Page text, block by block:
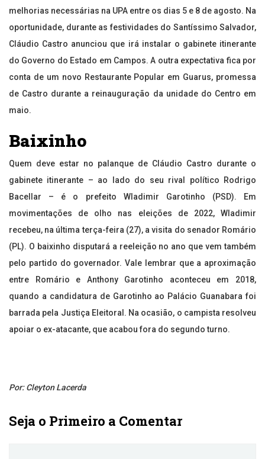
melhorias necessárias na UPA entre os dias 5 e 8 de agosto. Na
oportunidade, durante as festividades do Santíssimo Salvador,
Cláudio Castro anunciou que irá instalar o gabinete itinerante
do Governo do Estado em Campos. A outra expectativa fica por
conta de um novo Restaurante Popular em Guarus, promessa
de Castro durante a reinauguração da unidade do Centro em
maio.
Baixinho
Quem deve estar no palanque de Cláudio Castro durante o
gabinete itinerante – ao lado do seu rival político Rodrigo
Bacellar – é o prefeito Wladimir Garotinho (PSD). Em
movimentações de olho nas eleições de 2022, Wladimir
recebeu, na última terça-feira (27), a visita do senador Romário
(PL). O baixinho disputará a reeleição no ano que vem também
pelo partido do governador. Vale lembrar que a aproximação
entre Romário e Anthony Garotinho aconteceu em 2018,
quando a candidatura de Garotinho ao Palácio Guanabara foi
barrada pela Justiça Eleitoral. Na ocasião, o campista resolveu
apoiar o ex-atacante, que acabou fora do segundo turno.
Por: Cleyton Lacerda
Seja o Primeiro a Comentar